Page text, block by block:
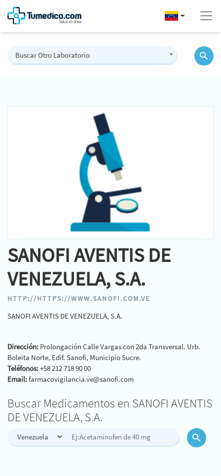
Buscar Otro Laboratorio
SANOFI AVENTIS DE
VENEZUELA, S.A.
HTTP://HTTPS://WWW.SANOFI.COM.VE
SANOFI AVENTIS DE VENEZUELA, S.A.
Dirección: Prolongación Calle Vargas con 2da Transversal. Urb.
Boleita Norte, Edif. Sanofi, Municipio Sucre.
Teléfonos:+58 212 718 90 00
Email:farmacovigilancia.ve@sanofi.com
Buscar Medicamentos en SANOFI AVENTIS
DE VENEZUELA, S.A.